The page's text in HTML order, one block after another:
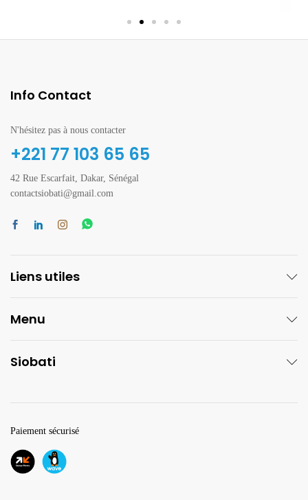
Info Contact
N'hésitez pas à nous contacter
+221 77 103 65 65
42 Rue Escarfait, Dakar, Sénégal
contactsiobati@gmail.com
Liens utiles
Menu
Siobati
Paiement sécurisé